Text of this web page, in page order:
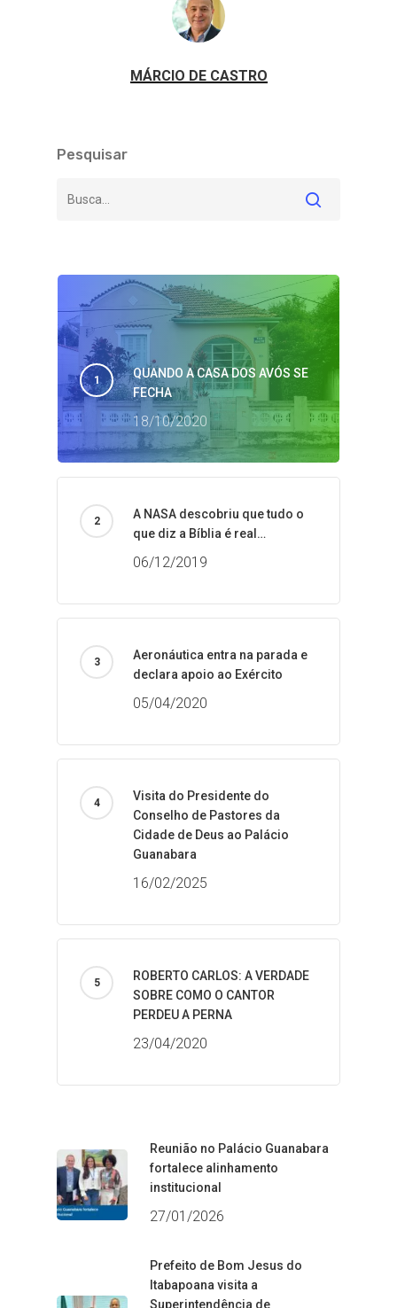
MÁRCIO DE CASTRO
Pesquisar
QUANDO A CASA DOS AVÓS SE
FECHA
18/10/2020
A NASA descobriu que tudo o
que diz a Bíblia é real…
06/12/2019
Aeronáutica entra na parada e
declara apoio ao Exército
05/04/2020
Visita do Presidente do
Conselho de Pastores da
Cidade de Deus ao Palácio
Guanabara
16/02/2025
ROBERTO CARLOS: A VERDADE
SOBRE COMO O CANTOR
PERDEU A PERNA
23/04/2020
Reunião no Palácio Guanabara
fortalece alinhamento
institucional
27/01/2026
Prefeito de Bom Jesus do
Itabapoana visita a
Superintendência de